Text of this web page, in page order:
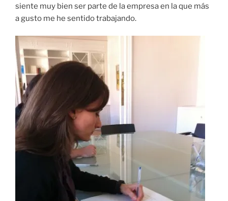
siente muy bien ser parte de la empresa en la que más
a gusto me he sentido trabajando.